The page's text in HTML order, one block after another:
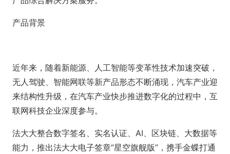
产品背景
近年来，随着新能源、人工智能等变革性技术加速突破，
无人驾驶、智能网联等新产品形态不断涌现，汽车产业迎
来结构性升级，在汽车产业快步推进数字化的过程中，互
联网科技企业深度参与。
法大大整合数字签名、实名认证、AI、区块链、大数据等
能力，推出法大大电子签章“星空旗舰版”，携手金蝶打通